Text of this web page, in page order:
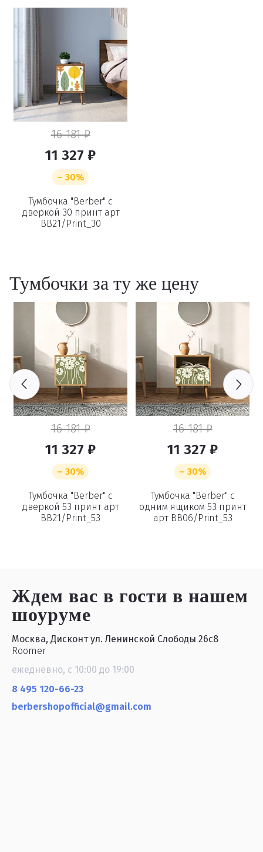
16 181 ₽
11 327 ₽
– 30%
Тумбочка "Berber" с
дверкой 30 принт арт
BB21/Print_30
Тумбочки за ту же цену
16 181 ₽
11 327 ₽
– 30%
Тумбочка "Berber" с
дверкой 53 принт арт
BB21/Print_53
16 181 ₽
11 327 ₽
– 30%
Тумбочка "Berber" с
одним ящиком 53 принт
арт BB06/Print_53
Ждем вас в гостив нашем
шоуруме
Москва, Дисконт ул. Ленинской Слободы 26с8
Roomer
ежедневно, с 10:00 до 19:00
8 495 120-66-23
berbershopofficial@gmail.com